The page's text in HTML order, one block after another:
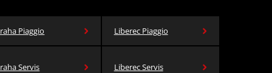
Piaggio Liberec Piaggio
Servis Liberec Servis